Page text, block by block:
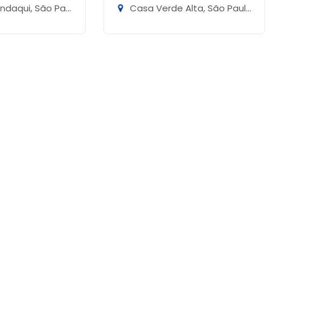
São Paulo-SP Casa Verde Alta, São Paulo-SP